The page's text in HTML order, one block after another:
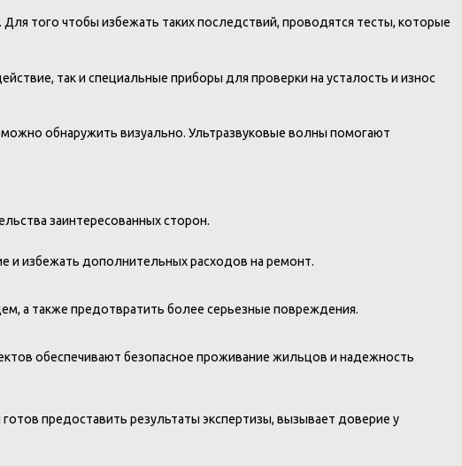
того чтобы избежать таких последствий, проводятся тесты, которые
так и специальные приборы для проверки на усталость и износ
обнаружить визуально. Ультразвуковые волны помогают
заинтересованных сторон.
и избежать дополнительных расходов на ремонт.
а также предотвратить более серьезные повреждения.
обеспечивают безопасное проживание жильцов и надежность
предоставить результаты экспертизы, вызывает доверие у